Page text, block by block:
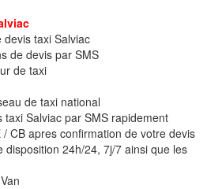
taxi Salviac
de devis par SMS
de taxi
de taxi national
Salviac par SMS rapidement
CB apres confirmation de votre devis
disposition 24h/24, 7j/7 ainsi que les